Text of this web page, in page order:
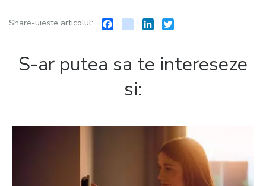
Share-uieste articolul: Facebookinstagram
LinkedIn
S-ar putea sa te intereseze
si: